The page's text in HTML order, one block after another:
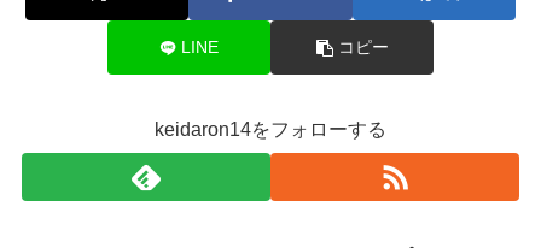
LINE コピー
keidaron14をフォローする